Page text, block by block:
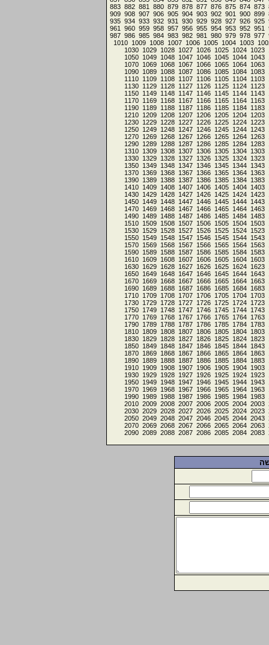
873
874
875
876
877
878
879
880
881
882
883
899
900
901
902
903
904
905
906
907
908
909
925
926
927
928
929
930
931
932
933
934
935
951
952
953
954
955
956
957
958
959
960
961
977
978
979
980
981
982
983
984
985
986
987
1003
1004
1005
1006
1007
1008
1009
1010
1023
1024
1025
1026
1027
1028
1029
1030
1043
1044
1045
1046
1047
1048
1049
1050
1063
1064
1065
1066
1067
1068
1069
1070
1083
1084
1085
1086
1087
1088
1089
1090
1103
1104
1105
1106
1107
1108
1109
1110
1123
1124
1125
1126
1127
1128
1129
1130
1143
1144
1145
1146
1147
1148
1149
1150
1163
1164
1165
1166
1167
1168
1169
1170
1183
1184
1185
1186
1187
1188
1189
1190
1203
1204
1205
1206
1207
1208
1209
1210
1223
1224
1225
1226
1227
1228
1229
1230
1243
1244
1245
1246
1247
1248
1249
1250
1263
1264
1265
1266
1267
1268
1269
1270
1283
1284
1285
1286
1287
1288
1289
1290
1303
1304
1305
1306
1307
1308
1309
1310
1323
1324
1325
1326
1327
1328
1329
1330
1343
1344
1345
1346
1347
1348
1349
1350
1363
1364
1365
1366
1367
1368
1369
1370
1383
1384
1385
1386
1387
1388
1389
1390
1403
1404
1405
1406
1407
1408
1409
1410
1423
1424
1425
1426
1427
1428
1429
1430
1443
1444
1445
1446
1447
1448
1449
1450
1463
1464
1465
1466
1467
1468
1469
1470
1483
1484
1485
1486
1487
1488
1489
1490
1503
1504
1505
1506
1507
1508
1509
1510
1523
1524
1525
1526
1527
1528
1529
1530
1543
1544
1545
1546
1547
1548
1549
1550
1563
1564
1565
1566
1567
1568
1569
1570
1583
1584
1585
1586
1587
1588
1589
1590
1603
1604
1605
1606
1607
1608
1609
1610
1623
1624
1625
1626
1627
1628
1629
1630
1643
1644
1645
1646
1647
1648
1649
1650
1663
1664
1665
1666
1667
1668
1669
1670
1683
1684
1685
1686
1687
1688
1689
1690
1703
1704
1705
1706
1707
1708
1709
1710
1723
1724
1725
1726
1727
1728
1729
1730
1743
1744
1745
1746
1747
1748
1749
1750
1763
1764
1765
1766
1767
1768
1769
1770
1783
1784
1785
1786
1787
1788
1789
1790
1803
1804
1805
1806
1807
1808
1809
1810
1823
1824
1825
1826
1827
1828
1829
1830
1843
1844
1845
1846
1847
1848
1849
1850
1863
1864
1865
1866
1867
1868
1869
1870
1883
1884
1885
1886
1887
1888
1889
1890
1903
1904
1905
1906
1907
1908
1909
1910
1923
1924
1925
1926
1927
1928
1929
1930
1943
1944
1945
1946
1947
1948
1949
1950
1963
1964
1965
1966
1967
1968
1969
1970
1983
1984
1985
1986
1987
1988
1989
1990
2003
2004
2005
2006
2007
2008
2009
2010
2023
2024
2025
2026
2027
2028
2029
2030
2043
2044
2045
2046
2047
2048
2049
2050
2063
2064
2065
2066
2067
2068
2069
2070
2083
2084
2085
2086
2087
2088
2089
2090